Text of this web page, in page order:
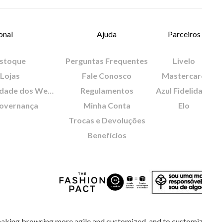
Política de Privacidade dos Websites
Ajuda
Perguntas Frequentes
Fale Conosco
Regulamentos
Minha Conta
Trocas e Devoluções
Benefícios
Parceiros
Livelo
Azul
Elo